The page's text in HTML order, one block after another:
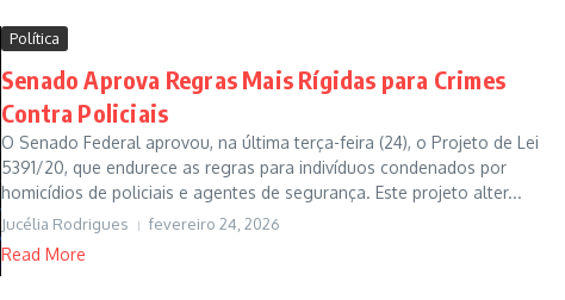
Política
Senado Aprova Regras Mais Rígidas para Crimes
Contra Policiais
O Senado Federal aprovou, na última terça-feira (24), o Projeto de Lei
5391/20, que endurece as regras para indivíduos condenados por
homicídios de policiais e agentes de segurança. Este projeto alter...
Jucélia Rodrigues fevereiro 24, 2026
Read More